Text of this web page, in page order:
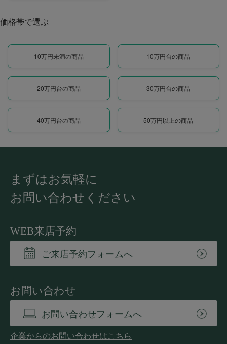
価格帯で選ぶ
10万円未満の商品 10万円台の商品
20万円台の商品 30万円台の商品
40万円台の商品 50万円以上の商品
まずはお気軽に
お問い合わせください
WEB来店予約
ご来店予約フォームへ
お問い合わせ
お問い合わせフォームへ
企業からのお問い合わせはこちら